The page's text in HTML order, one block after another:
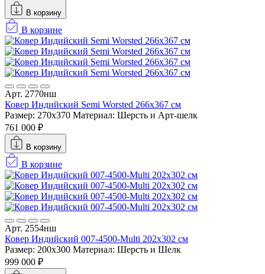
В корзину
В корзине
Арт. 2770нш
Ковер Индийский Semi Worsted 266x367 см
Размер: 270x370 Материал: Шерсть и Арт-шелк
761 000 ₽
В корзину
В корзине
Арт. 2554нш
Ковер Индийский 007-4500-Multi 202x302 см
Размер: 200x300 Материал: Шерсть и Шелк
999 000 ₽